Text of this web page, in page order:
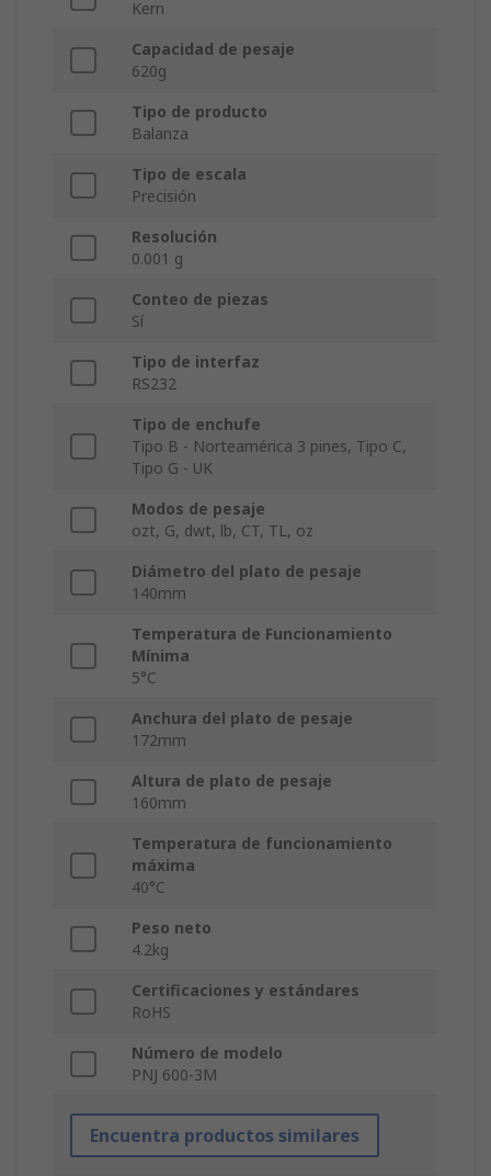
Kern
Capacidad de pesaje
620g
Tipo de producto
Balanza
Tipo de escala
Precisión
Resolución
0.001 g
Conteo de piezas
Sí
Tipo de interfaz
RS232
Tipo de enchufe
Tipo B - Norteamérica 3 pines, Tipo C,
Tipo G - UK
Modos de pesaje
ozt, G, dwt, lb, CT, TL, oz
Diámetro del plato de pesaje
140mm
Temperatura de Funcionamiento
Mínima
5°C
Anchura del plato de pesaje
172mm
Altura de plato de pesaje
160mm
Temperatura de funcionamiento
máxima
40°C
Peso neto
4.2kg
Certificaciones y estándares
RoHS
Número de modelo
PNJ 600-3M
Encuentra productos similares